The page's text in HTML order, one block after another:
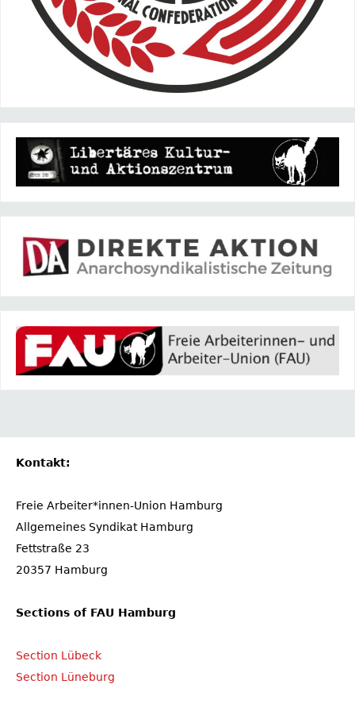
Kontakt:
Freie Arbeiter*innen-Union Hamburg
Allgemeines Syndikat Hamburg
Fettstraße 23
20357 Hamburg
Sections of FAU Hamburg
Section Lübeck
Section Lüneburg